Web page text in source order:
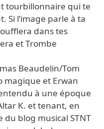
tourbillonnaire qui te
Si l’image parle à ta
dans tes
et Trombe
Beaudelin/Tom
magique et Erwan
à une époque
K. et tenant, en
blog musical STNT